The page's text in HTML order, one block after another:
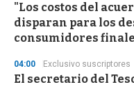
"Los costos del
disparan para los
consumidores
04:00 Exclusivo suscriptores
El secretario del